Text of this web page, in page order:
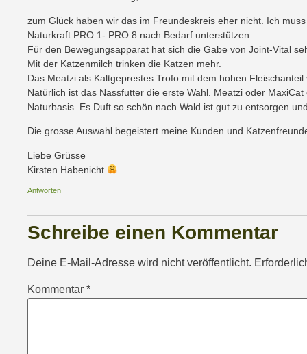
zum Glück haben wir das im Freundeskreis eher nicht. Ich
Naturkraft PRO 1- PRO 8 nach Bedarf unterstützen.
Für den Bewegungsapparat hat sich die Gabe von Joint-Vital
Mit der Katzenmilch trinken die Katzen mehr.
Das Meatzi als Kaltgeprestes Trofo mit dem hohen
Natürlich ist das Nassfutter die erste Wahl. Meatzi oder
Naturbasis. Es Duft so schön nach Wald ist gut zu entsorgen
Die grosse Auswahl begeistert meine Kunden und
Liebe Grüsse
Kirsten Habenicht
Antworten
Schreibe einen Kommentar
Deine E-Mail-Adresse wird nicht veröffentlicht.
Kommentar *